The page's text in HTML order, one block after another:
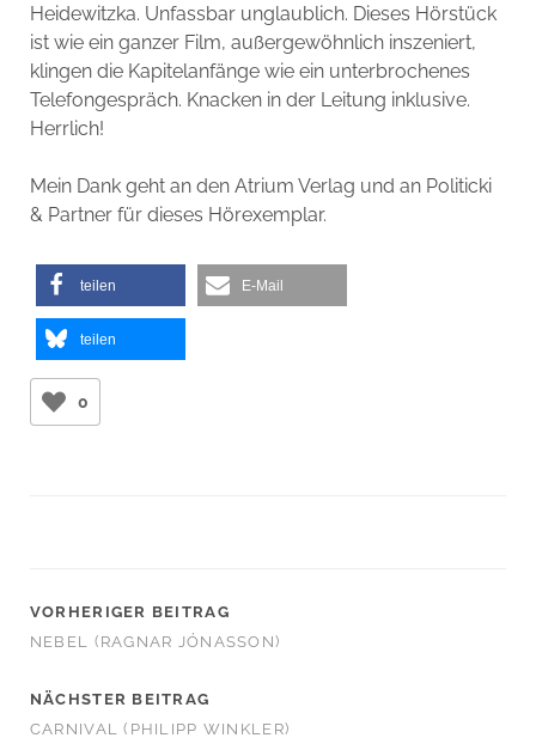
Heidewitzka. Unfassbar unglaublich. Dieses Hörstück
ist wie ein ganzer Film, außergewöhnlich inszeniert,
klingen die Kapitelanfänge wie ein unterbrochenes
Telefongespräch. Knacken in der Leitung inklusive.
Herrlich!
Mein Dank geht an den Atrium Verlag und an Politicki
& Partner für dieses Hörexemplar.
teilen E-Mail
teilen
0
VORHERIGER BEITRAG
NEBEL (RAGNAR JÓNASSON)
NÄCHSTER BEITRAG
CARNIVAL (PHILIPP WINKLER)